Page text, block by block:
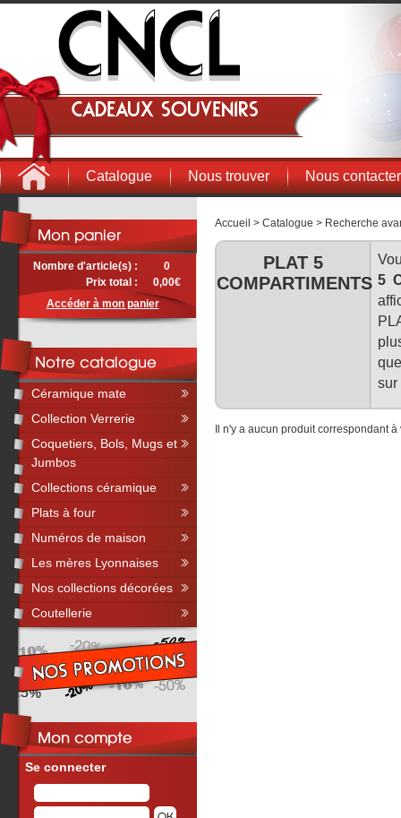
Cadeaux souvenirs
Catalogue Nous trouver Nous contacter
Accueil > Catalogue > Recherche
PLAT 5
COMPARTIMENTS 5
sur
Il n'y a aucun produit correspondant
Nombre d'article(s) :
0
Prix total :
0,00€
Accéder à mon panier
Céramique mate
Collection Verrerie
Coquetiers, Bols, Mugs et
Jumbos
Collections céramique
Plats à four
Numéros de maison
Les mères Lyonnaises
Nos collections décorées
Coutellerie
Se connecter